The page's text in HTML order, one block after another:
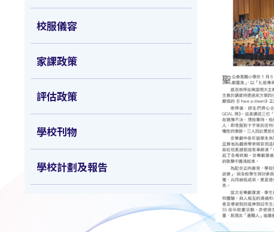
校服儀容
家課政策
評估政策
學校刊物
學校計劃及報告